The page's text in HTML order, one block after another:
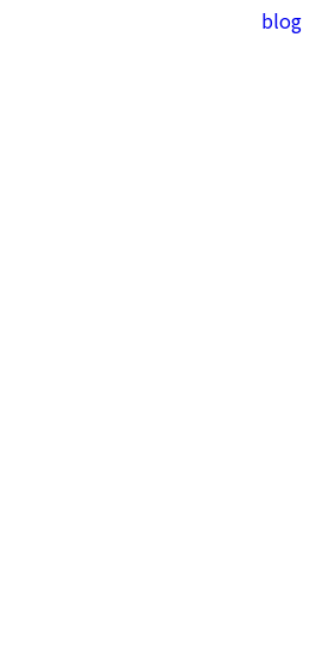
Instagram
YouTube
blog